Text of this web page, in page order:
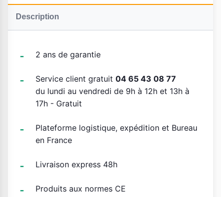
Description
2 ans de garantie
Service client gratuit 04 65 43 08 77
du lundi au vendredi de 9h à 12h et 13h à
17h - Gratuit
Plateforme logistique, expédition et Bureau
en France
Livraison express 48h
Produits aux normes CE